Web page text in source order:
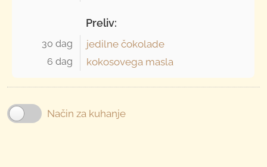
Preliv:
30 dag jedilne čokolade
6 dag kokosovega masla
Način za kuhanje